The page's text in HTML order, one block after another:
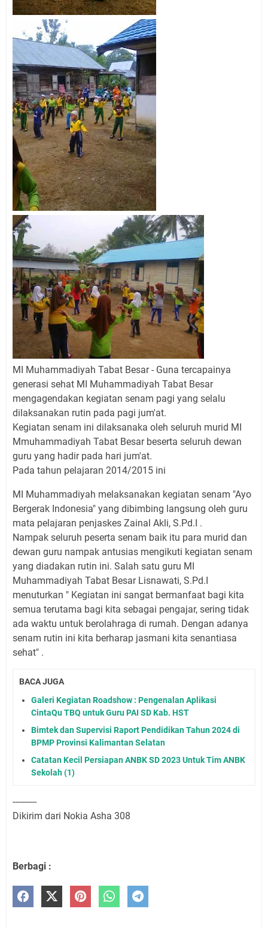
MI Muhammadiyah Tabat Besar - Guna tercapainya
generasi sehat MI Muhammadiyah Tabat Besar
mengagendakan kegiatan senam pagi yang selalu
dilaksanakan rutin pada pagi jum'at.
Kegiatan senam ini dilaksanaka oleh seluruh murid MI
Mmuhammadiyah Tabat Besar beserta seluruh dewan
guru yang hadir pada hari jum'at.
Pada tahun pelajaran 2014/2015 ini
MI Muhammadiyah melaksanakan kegiatan senam "Ayo
Bergerak Indonesia" yang dibimbing langsung oleh guru
mata pelajaran penjaskes Zainal Akli, S.Pd.I .
Nampak seluruh peserta senam baik itu para murid dan
dewan guru nampak antusias mengikuti kegiatan senam
yang diadakan rutin ini. Salah satu guru MI
Muhammadiyah Tabat Besar Lisnawati, S.Pd.I
menuturkan " Kegiatan ini sangat bermanfaat bagi kita
semua terutama bagi kita sebagai pengajar, sering tidak
ada waktu untuk berolahraga di rumah. Dengan adanya
senam rutin ini kita berharap jasmani kita senantiasa
sehat" .
BACA JUGA
Galeri Kegiatan Roadshow : Pengenalan Aplikasi
CintaQu TBQ untuk Guru PAI SD Kab. HST
Bimtek dan Supervisi Raport Pendidikan Tahun 2024 di
BPMP Provinsi Kalimantan Selatan
Catatan Kecil Persiapan ANBK SD 2023 Untuk Tim ANBK
Sekolah (1)
----------
Dikirim dari Nokia Asha 308
Berbagi :